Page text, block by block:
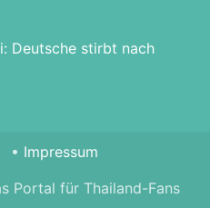
Deutsche stirbt nach
Impressum
Portal für Thailand-Fans